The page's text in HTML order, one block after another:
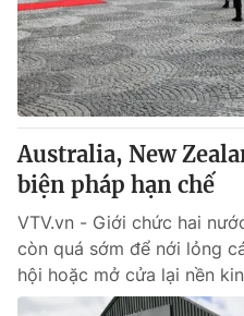
Australia, New
biện pháp hạn chế
VTV.vn - Giới chức hai
còn quá sớm để nới lỏng
hội hoặc mở cửa lại nền